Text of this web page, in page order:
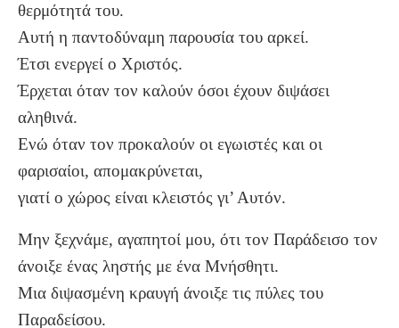
θερμότητά του.
Αυτή η παντοδύναμη παρουσία του αρκεί.
Έτσι ενεργεί ο Χριστός.
Έρχεται όταν τον καλούν όσοι έχουν διψάσει
αληθινά.
Ενώ όταν τον προκαλούν οι εγωιστές και οι
φαρισαίοι, απομακρύνεται,
γιατί ο χώρος είναι κλειστός γι’ Αυτόν.
Μην ξεχνάμε, αγαπητοί μου, ότι τον Παράδεισο τον
άνοιξε ένας ληστής με ένα Μνήσθητι.
Μια διψασμένη κραυγή άνοιξε τις πύλες του
Παραδείσου.